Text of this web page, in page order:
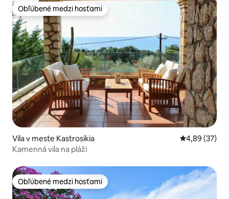
Obľúbené medzi hosťami
Obľúbené medzi hosťami
Vila v meste Kastrosikia Priemerné
4,89 (37)
Kamenná vila na pláži
Obľúbené medzi hosťami
Obľúbené medzi hosťami